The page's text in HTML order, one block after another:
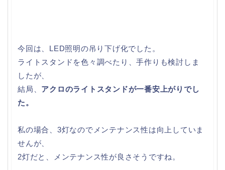
今回は、LED照明の吊り下げ化でした。
ライトスタンドを色々調べたり、手作りも検討しま
したが、
結局、 アクロのライトスタンドが一番安上がりでし
た。
私の場合、3灯なのでメンテナンス性は向上していま
せんが、
2灯だと、メンテナンス性が良さそうですね。